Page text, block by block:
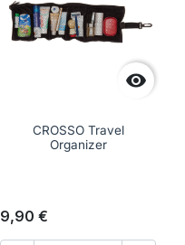

CROSSO Travel
Organizer
9,90 €